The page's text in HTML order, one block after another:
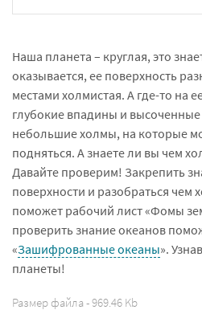
Наша планета – круглая, это
оказывается, ее поверхность
местами холмистая. А где-то на
глубокие впадины и
небольшие холмы, на которые
подняться. А знаете ли вы чем
Давайте проверим! Закрепить
поверхности и разобраться чем
поможет рабочий лист «Фомы
проверить знание океанов
«Зашифрованные океаны».
планеты!
Размер файла - 969.46 Kb